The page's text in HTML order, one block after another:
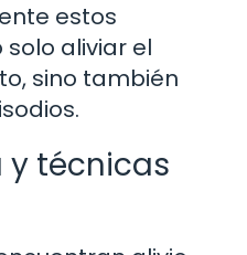
estos
aliviar el
sino también
técnicas